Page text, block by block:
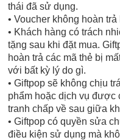
thái đã sử dụng.
• Voucher không hoàn
• Khách hàng có trách
tặng sau khi đặt mua.
hoàn trả các mã thẻ bị
với bất kỳ lý do gì.
• Giftpop sẽ không chịu
phẩm hoặc dịch vụ được
tranh chấp về sau giữa
• Giftpop có quyền sửa
điều kiện sử dụng mà